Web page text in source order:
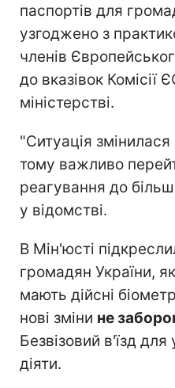
паспортів для
узгоджено з
членів
до вказівок Комісії
міністерстві.
"Ситуація змінилася
тому важливо
реагування до
у відомстві.
В Мін'юсті
громадян України,
мають дійсні
нові зміни не
Безвізовий в'їзд
діяти.